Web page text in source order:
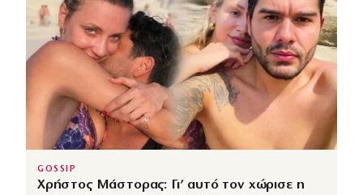
GOSSIP
Χρήστος Μάστορας: Γι’ αυτό τον χώρισε η